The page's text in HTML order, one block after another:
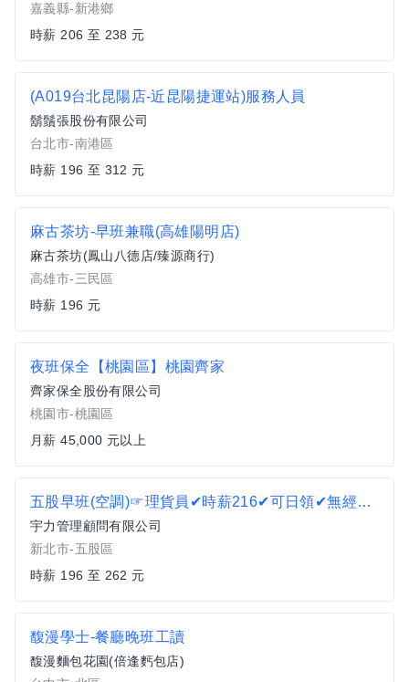
嘉義縣-新港鄉
時薪 206 至 238 元
(A019台北昆陽店-近昆陽捷運站)服務人員
鬍鬚張股份有限公司
台北市-南港區
時薪 196 至 312 元
麻古茶坊-早班兼職(高雄陽明店)
麻古茶坊(鳳山八德店/臻源商行)
高雄市-三民區
時薪 196 元
夜班保全【桃園區】桃園齊家
齊家保全股份有限公司
桃園市-桃園區
月薪 45,000 元以上
五股早班(空調)☞理貨員✔時薪216✔可日領✔無經驗可HW
宇力管理顧問有限公司
新北市-五股區
時薪 196 至 262 元
馥漫學士-餐廳晚班工讀
馥漫麵包花園(倍逢麫包店)